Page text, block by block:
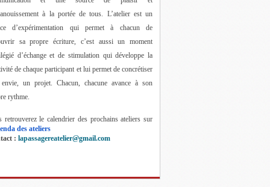
à la portée de tous. L’atelier est un
d’expérimentation qui permet à chacun de
sa propre écriture, c’est aussi un moment
d’échange et de stimulation qui développe la
de chaque participant et lui permet de concrétiser
un projet. Chacun, chacune avance à son
rythme.
retrouverez le calendrier des prochains ateliers sur
des ateliers
: lapassagereatelier@gmail.com